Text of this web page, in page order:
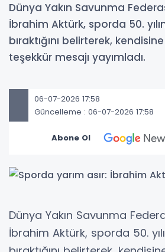
Dünya Yakın Savunma
İbrahim Aktürk, sporda 50.
bıraktığını belirterek,
teşekkür mesajı yayımladı.
06-07-2026 17:58
Güncelleme : 06-07-2026 17:58
Abone Ol
Dünya Yakın Savunma
İbrahim Aktürk, sporda 50.